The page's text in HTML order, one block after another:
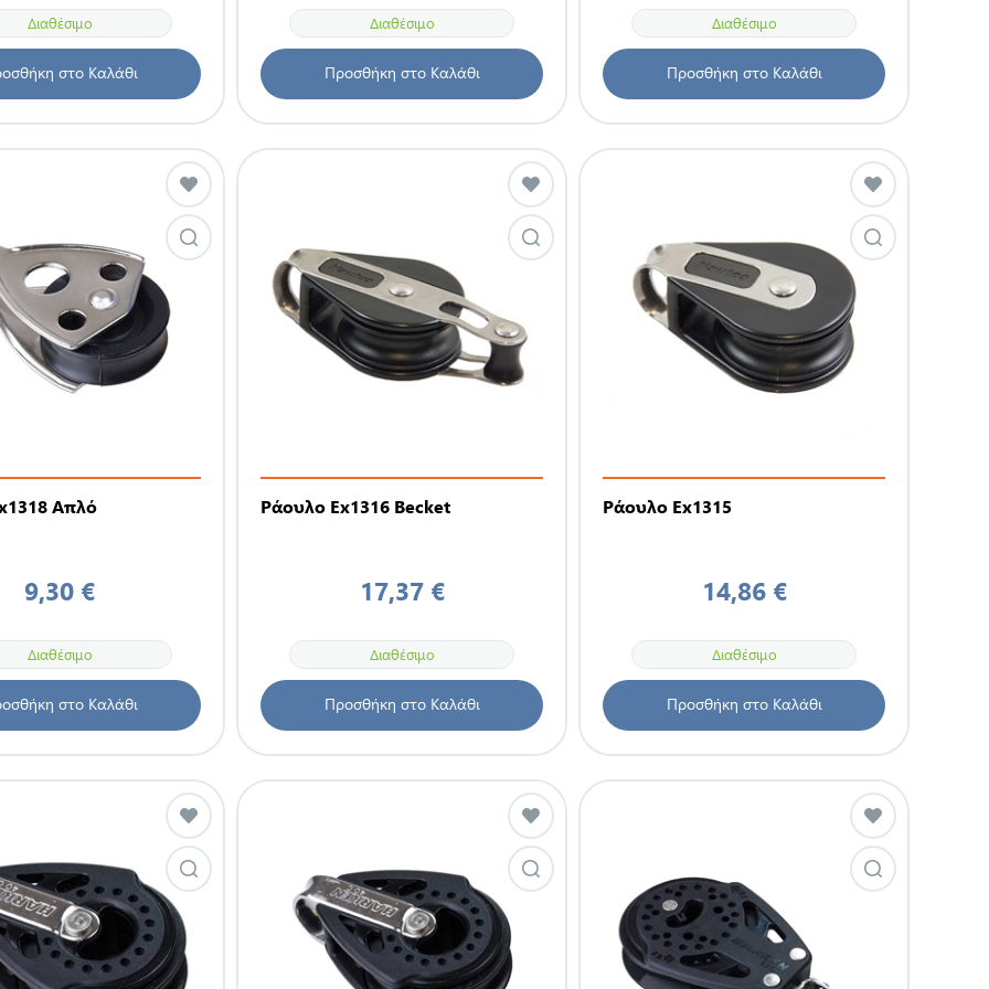
Διαθέσιμο
στο Καλάθι
Διαθέσιμο
Προσθήκη στο Καλάθι
Διαθέσιμο
Προσθήκη στο Καλάθι
Απλό
9,30 €
Διαθέσιμο
στο Καλάθι
Ράουλο Ex1316 Becket
17,37 €
Διαθέσιμο
Προσθήκη στο Καλάθι
Ράουλο Ex1315
14,86 €
Διαθέσιμο
Προσθήκη στο Καλάθι